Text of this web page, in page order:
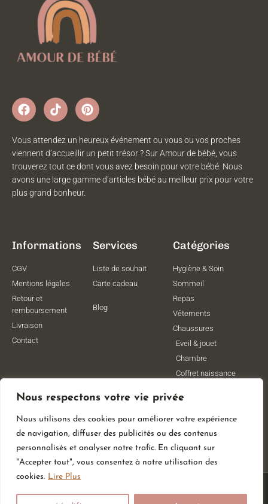
Nous respectons votre vie privée
Nous utilisons des cookies pour améliorer votre expérience
de navigation, diffuser des publicités ou des contenus
personnalisés et analyser notre trafic. En cliquant sur
"Accepter tout", vous consentez à notre utilisation des
cookies. Lire Plus
Vous attendez un heureux événement ou vous ou vos proches
viennent d’accueillir un petit trésor ? Sur Amour de bébé, vous
trouverez tout ce dont vous avez besoin pour votre bébé. Nous
avons une large gamme d’articles bébé au meilleur prix pour votre
plus grand bonheur.
Informations
CGV
Mentions légales
Retour et
remboursement
Livraison
Contact
Services
Liste de souhait
Carte cadeau
Blog
Catégories
Hygiène & Soin
Sommeil
Repas
Vêtements
Chaussures
Eveil & jouet
Chambre
Coffret naissance
Vêtements de
grossesse
Lithothérapie
Poussettes
© All Rights Reserved